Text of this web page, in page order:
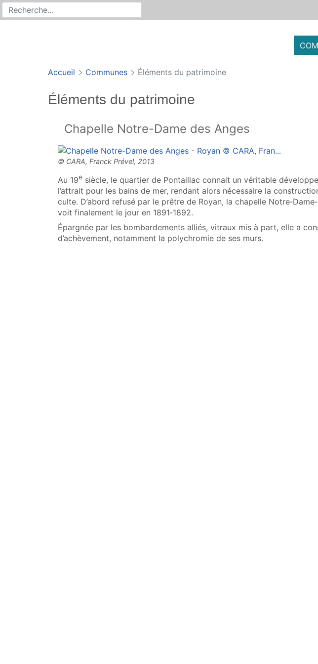
Recherche sur le site
Rechercher
Accueil Communes Éléments du patrimoine
Éléments du patrimoine
Chapelle Notre-Dame des Anges
Au 19e siècle, le quartier de Pontaillac connait un véritable
l’attrait pour les bains de mer, rendant alors nécessaire la
culte. D’abord refusé par le prêtre de Royan, la chapelle
voit finalement le jour en 1891‑1892.
Épargnée par les bombardements alliés, vitraux mis à part, elle a
d’achèvement, notamment la polychromie de ses murs.